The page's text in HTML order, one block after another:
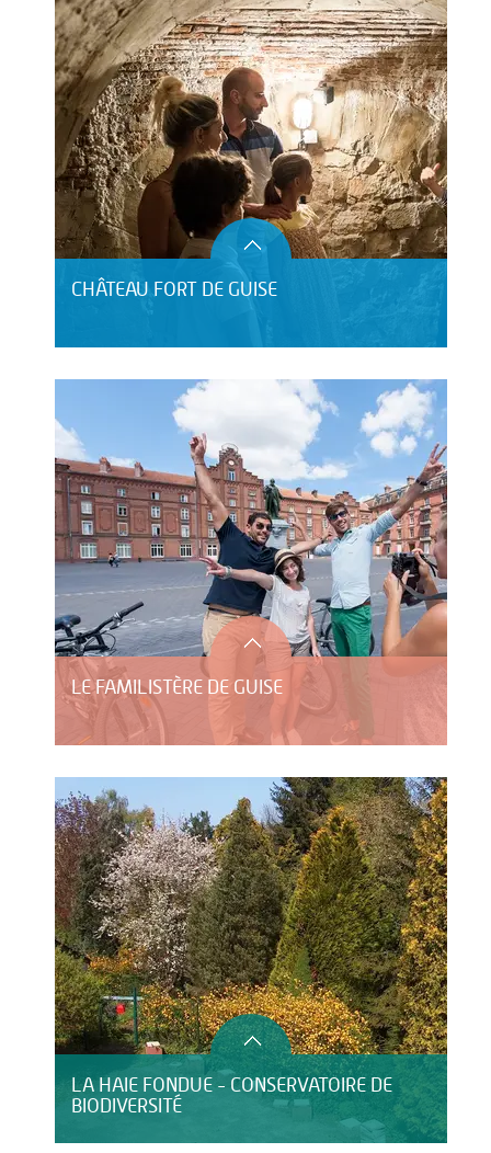
CHÂTEAU FORT DE GUISE
LE FAMILISTÈRE DE GUISE
LA HAIE FONDUE - CONSERVATOIRE DE
BIODIVERSITÉ